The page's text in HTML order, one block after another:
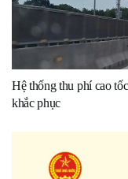
Hệ thống thu phí cao
khắc phục